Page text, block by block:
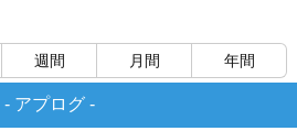
週間 月間 年間
- アプログ -